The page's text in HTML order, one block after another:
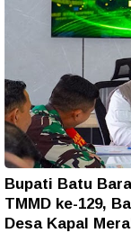
Bupati Batu
TMMD ke-129,
Desa Kapal